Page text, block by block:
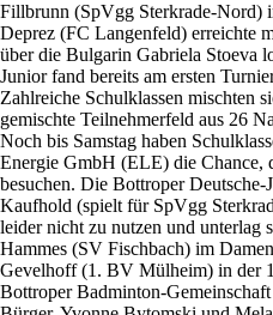
Fillbrunn (SpVgg Sterkrade-Nord)
Deprez (FC Langenfeld) erreichte
über die Bulgarin Gabriela Stoeva
Junior fand bereits am ersten
Zahlreiche Schulklassen mischten
gemischte Teilnehmerfeld aus 26
Noch bis Samstag haben
Energie GmbH (ELE) die Chance,
besuchen. Die Bottroper
Kaufhold (spielt für SpVgg
leider nicht zu nutzen und unterlag
Hammes (SV Fischbach) im
Gevelhoff (1. BV Mülheim) in der
Bottroper Badminton-